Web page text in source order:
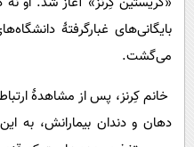
بایگانی‌های غبارگرفتۀ
می‌گشت.
خانم کِرنز، پس از مشاهدۀ
دهان و دندان بیمارانش، به